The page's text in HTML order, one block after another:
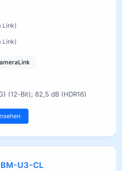
Link)
Link)
(12-Bit); 82,5 dB (HDR16)
U3-CL